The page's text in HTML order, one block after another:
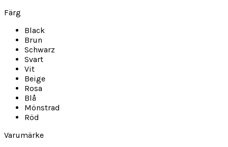
Färg
Black
Brun
Schwarz
Svart
Vit
Beige
Rosa
Blå
Mönstrad
Röd
Varumärke